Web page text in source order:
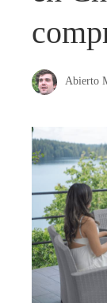
Abierto